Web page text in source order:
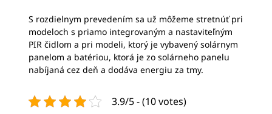
S rozdielnym prevedením sa už môžeme stretnúť pri
modeloch s priamo integrovaným a nastaviteľným
PIR čidlom a pri modeli, ktorý je vybavený solárnym
panelom a batériou, ktorá je zo solárneho panelu
nabíjaná cez deň a dodáva energiu za tmy.
3.9/5 - (10 votes)